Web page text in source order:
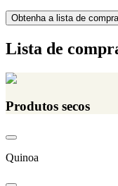
Obtenha a lista de
Lista de
Produtos secos
Quinoa